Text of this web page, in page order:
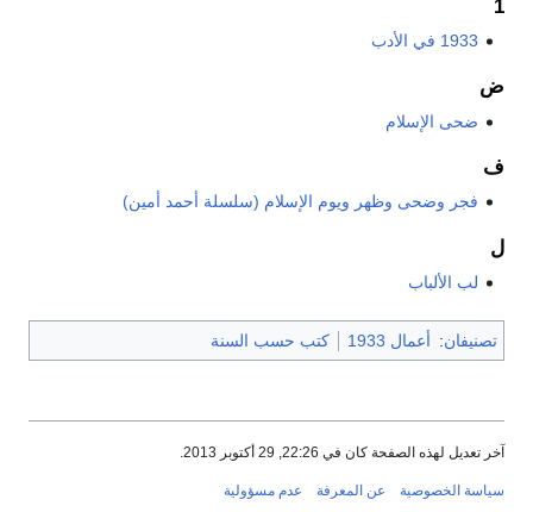
1933 في الأدب
ضحى الإسلام
فجر وضحى وظهر ويوم الإسلام (سلسلة أحمد أمين)
لب الألباب
: أعمال 1933 كتب حسب السنة
لهذه الصفحة كان في 22:26, 29 أكتوبر 2013.
الخصوصية عن المعرفة عدم مسؤولية